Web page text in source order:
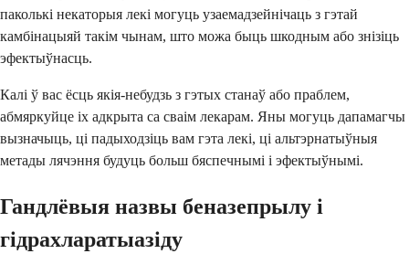
паколькі некаторыя лекі могуць узаемадзейнічаць з гэтай
камбінацыяй такім чынам, што можа быць шкодным або знізіць
эфектыўнасць.
Калі ў вас ёсць якія-небудзь з гэтых станаў або праблем,
абмяркуйце іх адкрыта са сваім лекарам. Яны могуць дапамагчы
вызначыць, ці падыходзіць вам гэта лекі, ці альтэрнатыўныя
метады лячэння будуць больш бяспечнымі і эфектыўнымі.
Гандлёвыя назвы беназепрылу і
гідрахларатыазіду